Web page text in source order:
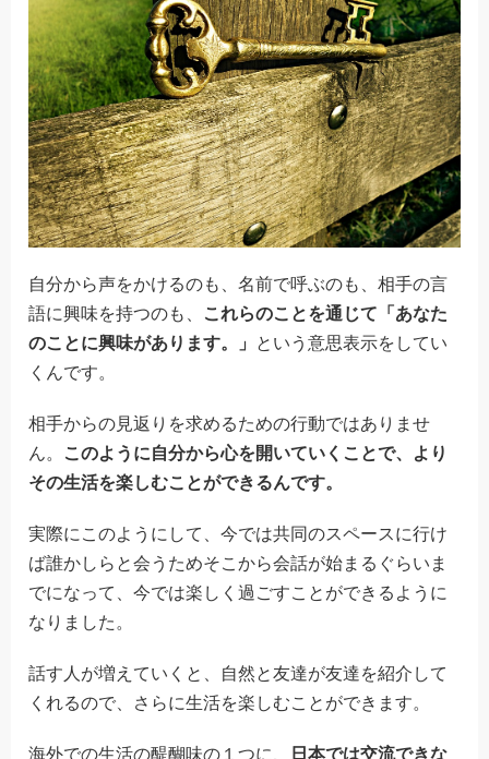
自分から声をかけるのも、名前で呼ぶのも、相手の言
語に興味を持つのも、 これらのことを通じて「あなた
のことに興味があります。」 という意思表示をしてい
くんです。
相手からの見返りを求めるための行動ではありませ
ん。 このように自分から心を開いていくことで、より
その生活を楽しむことができるんです。
実際にこのようにして、今では共同のスペースに行け
ば誰かしらと会うためそこから会話が始まるぐらいま
でになって、今では楽しく過ごすことができるように
なりました。
話す人が増えていくと、自然と友達が友達を紹介して
くれるので、さらに生活を楽しむことができます。
海外での生活の醍醐味の１つに、
日本では交流できな